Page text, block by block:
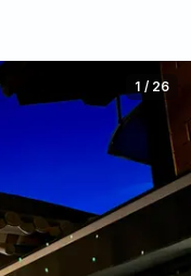
1 / 26